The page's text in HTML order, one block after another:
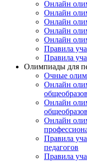
Онлайн
Онлайн
Онлайн
Онлайн
Онлайн
Правила
Правила
Олимпиады для
Очные
Онлайн
Онлайн
Онлайн
Правила
педагогов
Правила